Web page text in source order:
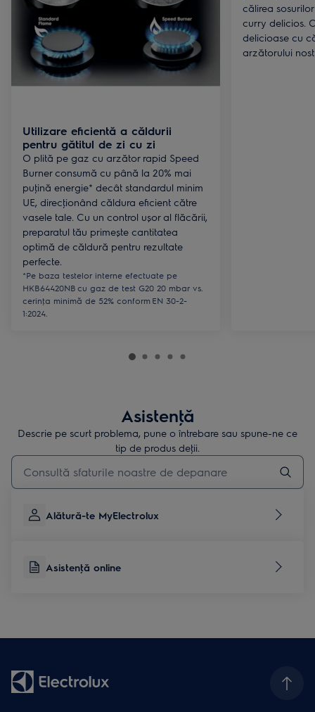
Utilizare eficientă a căldurii
pentru gătitul de zi cu zi
O plită pe gaz cu arzător rapid Speed
Burner consumă cu până la 20% mai
puţină energie* decât standardul minim
UE, direcţionând căldura eficient către
vasele tale. Cu un control ușor al flăcării,
preparatul tău primește cantitatea
optimă de căldură pentru rezultate
perfecte.
*Pe baza testelor interne efectuate pe
HKB64420NB cu gaz de test G20 20 mbar vs.
cerinţa minimă de 52% conform EN 30-2-
1:2024.
călirea
curry delicios.
delicioase cu
arzătorului
Asistenţă
Descrie pe scurt problema, pune o întrebare sau spune-ne ce
tip de produs deţii.
Type to search for support articles
Alătură-te MyElectrolux
Asistenţă online